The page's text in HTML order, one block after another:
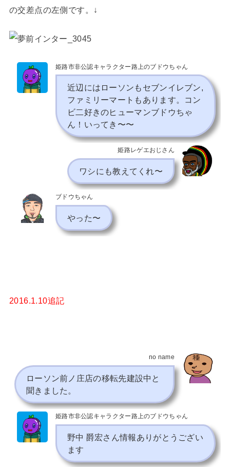
の交差点の左側です。↓
姫路市非公認キャラクター路上のブドウちゃん
近辺にはローソンもセブンイレブン,
ファミリーマートもあります。コン
ビ二好きのヒューマンブドウちゃ
ん！いってき〜〜
姫路レゲエおじさん
ワシにも教えてくれ〜
ブドウちゃん
やった〜
2016.1.10追記
no name
ローソン前ノ庄店の移転先建設中と
聞きました。
姫路市非公認キャラクター路上のブドウちゃん
野中 爵宏さん情報ありがとうござい
ます